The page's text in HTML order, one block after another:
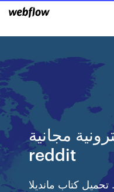
مجانية
reddit
كتاب مانديلا